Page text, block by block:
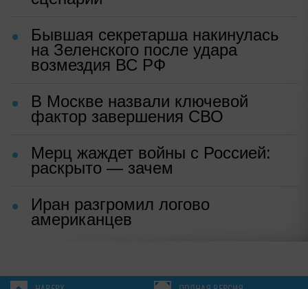
Бывшая секретарша накинулась
на Зеленского после удара
возмездия ВС РФ
В Москве назвали ключевой
фактор завершения СВО
Мерц жаждет войны с Россией:
раскрыто — зачем
Иран разгромил логово
американцев